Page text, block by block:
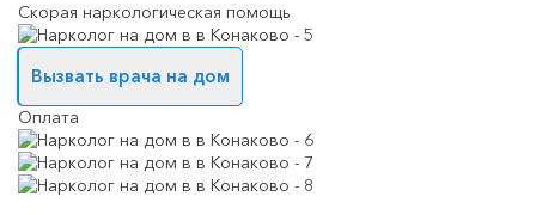
Скорая наркологическая помощь
Вызвать врача на дом
Оплата